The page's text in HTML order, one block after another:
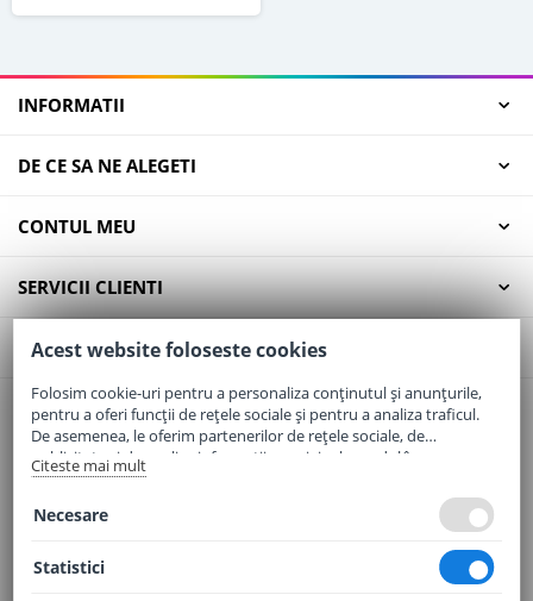
INFORMATII
DE CE SA NE ALEGETI
CONTUL MEU
SERVICII CLIENTI
CONTACT
Email:office@elaptepraf.ro
Telefon:0745-964-449
Adresa:Sos. Borsului, Nr. 20, Oradea, Jud. Bihor
Acest website foloseste cookies
Folosim cookie-uri pentru a personaliza conținutul și anunțurile,
pentru a oferi funcții de rețele sociale și pentru a analiza traficul.
De asemenea, le oferim partenerilor de rețele sociale, de
publicitate și de analize informații cu privire la modul în care
folosiți site-ul nostru. Aceștia le pot combina cu alte informații
Citeste mai mult
Necesare
Statistici